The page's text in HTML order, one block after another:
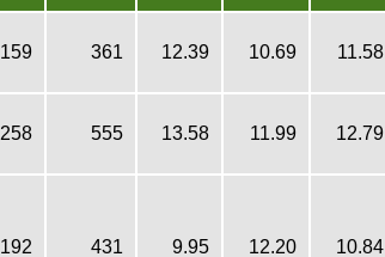
159 361 12.39 10.69 11.58
258 555 13.58 11.99 12.79
192 431 9.95 12.20 10.84